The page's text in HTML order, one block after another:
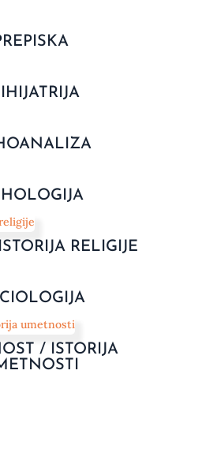
RELIGIJE
/ ISTORIJA